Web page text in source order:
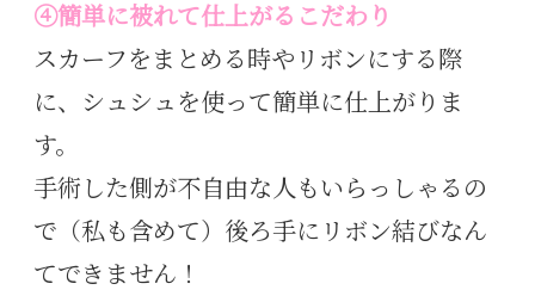
④簡単に被れて仕上がるこだわり
スカーフをまとめる時やリボンにする際
に、シュシュを使って簡単に仕上がりま
す。
手術した側が不自由な人もいらっしゃるの
で（私も含めて）後ろ手にリボン結びなん
てできません！